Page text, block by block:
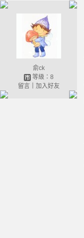
俞ck
等級：8
留言｜ 加入好友